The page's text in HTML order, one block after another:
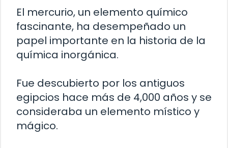
El mercurio, un elemento químico
fascinante, ha desempeñado un
papel importante en la historia de la
química inorgánica.
Fue descubierto por los antiguos
egipcios hace más de 4,000 años y se
consideraba un elemento místico y
mágico.